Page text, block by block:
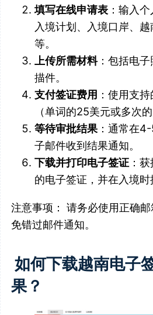
填写在线申请表 ：输入
入境计划、入境口岸、
等。
上传所需材料：包括电
描件。
支付签证费用 ：使用支
（单词的25美元或多次
等待审批结果：通常在
子邮件收到结果通知。
下载并打印电子签证 ：
的电子签证，并在入境时
注意事项： 请务必使用正确
免错过邮件通知。
如何下载越南电子
果？